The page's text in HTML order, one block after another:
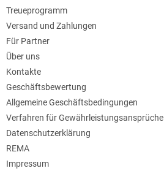
Treueprogramm
Versand und Zahlungen
Für Partner
Über uns
Kontakte
Geschäftsbewertung
Allgemeine Geschäftsbedingungen
Verfahren für Gewährleistungsansprüche
Datenschutzerklärung
REMA
Impressum